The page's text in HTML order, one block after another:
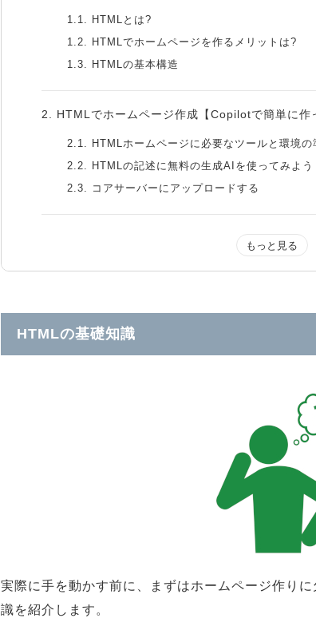
1.1. HTMLとは?
1.2. HTMLでホームページを作るメリットは?
1.3. HTMLの基本構造
2. HTMLでホームページ作成【Copilotで簡単に作
2.1. HTMLホームページに必要なツールと環境の
2.2. HTMLの記述に無料の生成AIを使ってみよう
2.3. コアサーバーにアップロードする
まとめ：初心者でホームページを作成したいな
HTMLの基礎知識
実際に手を動かす前に、まずはホームページ作り
識を紹介します。